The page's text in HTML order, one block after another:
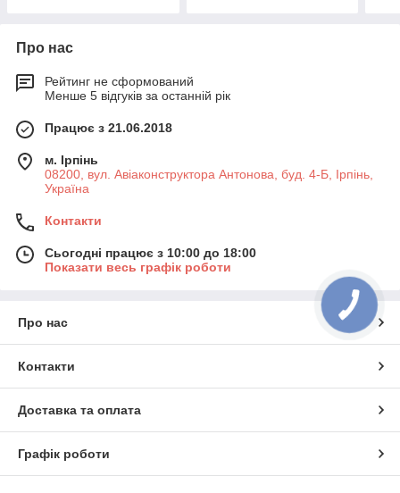
Про нас
Рейтинг не сформований
Менше 5 відгуків за останній рік
Працює з 21.06.2018
м. Ірпінь
08200, вул. Авіаконструктора Антонова, буд. 4-Б, Ірпінь,
Україна
Контакти
Сьогодні працює з 10:00 до 18:00
Показати весь графік роботи
Про нас
Контакти
Доставка та оплата
Графік роботи